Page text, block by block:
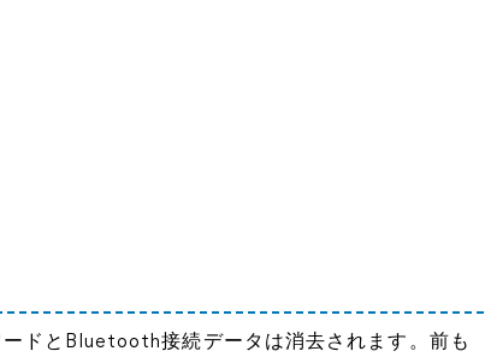
ドとBluetooth接続データは消去されます。前も